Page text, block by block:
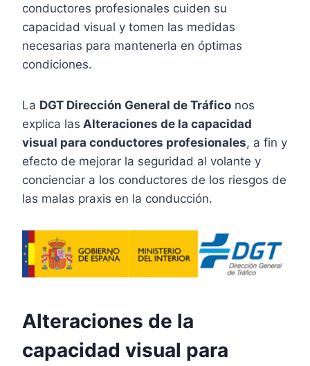
conductores profesionales cuiden su
capacidad visual y tomen las medidas
necesarias para mantenerla en óptimas
condiciones.
La DGT Dirección General de Tráfico nos
explica las Alteraciones de la capacidad
visual para conductores profesionales, a fin y
efecto de mejorar la seguridad al volante y
concienciar a los conductores de los riesgos de
las malas praxis en la conducción.
Alteraciones de la
capacidad visual para